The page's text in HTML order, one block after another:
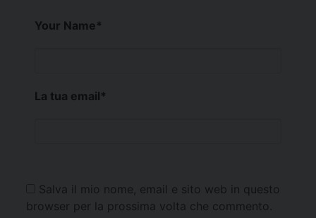
Your Name*
La tua email*
Salva il mio nome, email e sito web in questo
browser per la prossima volta che commento.